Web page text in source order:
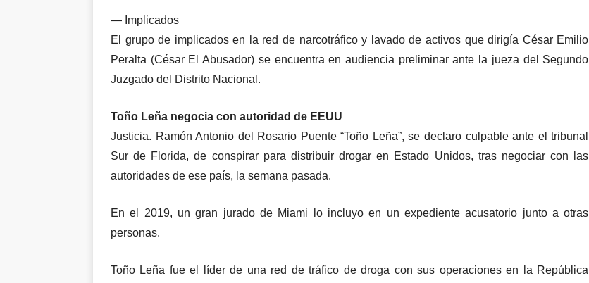
— Implicados
El grupo de implicados en la red de narcotráfico y lavado de activos que dirigía César Emilio
Peralta (César El Abusador) se encuentra en audiencia preliminar ante la jueza del Segundo
Juzgado del Distrito Nacional.
Toño Leña negocia con autoridad de EEUU
Justicia. Ramón Antonio del Rosario Puente “Toño Leña”, se declaro culpable ante el tribunal
Sur de Florida, de conspirar para distribuir drogar en Estado Unidos, tras negociar con las
autoridades de ese país, la semana pasada.
En el 2019, un gran jurado de Miami lo incluyo en un expediente acusatorio junto a otras
personas.
Toño Leña fue el líder de una red de tráfico de droga con sus operaciones en la República